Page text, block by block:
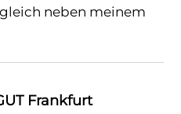
neben meinem
Frankfurt